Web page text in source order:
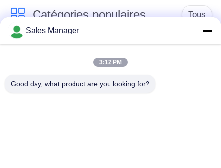
Catégories populaires Tous
Émetteur de vidéo de
Émetteur visuel sans
fil de COFDM
émetteur de radio de
Sales Manager
3:12 PM
Good day, what product are you looking for?